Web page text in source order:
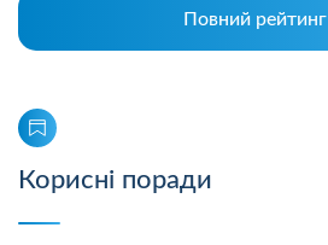
Повний рейтинг
Корисні поради